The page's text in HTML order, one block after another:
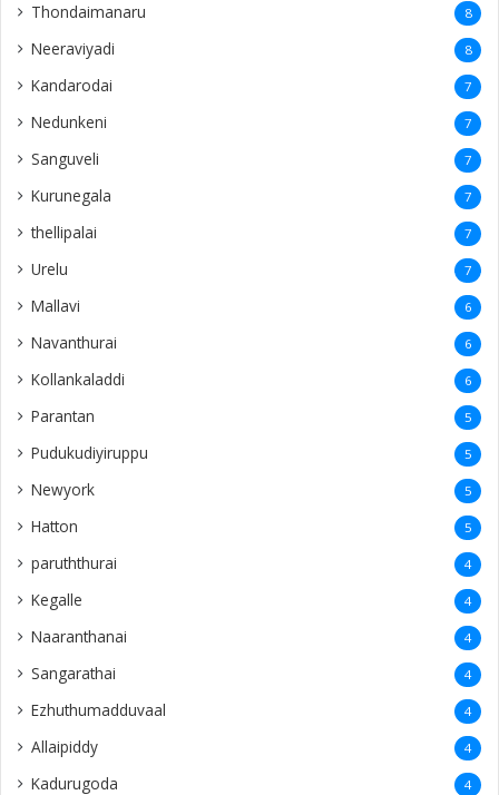
Thondaimanaru 8
Neeraviyadi 8
Kandarodai 7
Nedunkeni 7
Sanguveli 7
Kurunegala 7
thellipalai 7
Urelu 7
Mallavi 6
Navanthurai 6
Kollankaladdi 6
Parantan 5
Pudukudiyiruppu 5
Newyork 5
Hatton 5
paruththurai 4
Kegalle 4
Naaranthanai 4
Sangarathai 4
Ezhuthumadduvaal 4
Allaipiddy 4
Kadurugoda 4